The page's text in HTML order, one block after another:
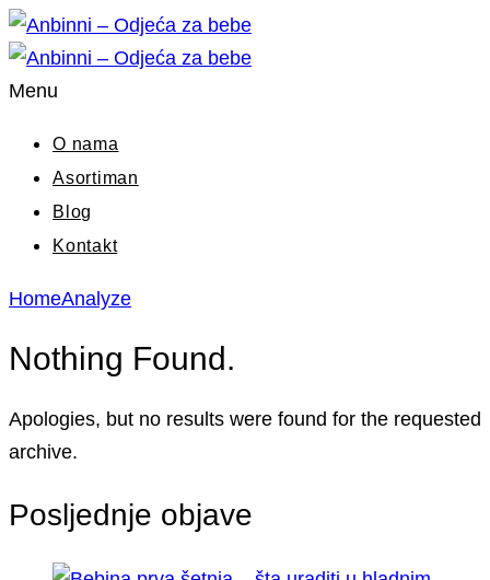
Menu
O nama
Asortiman
Blog
Kontakt
HomeAnalyze
Nothing Found.
Apologies, but no results were found for the requested
archive.
Posljednje objave